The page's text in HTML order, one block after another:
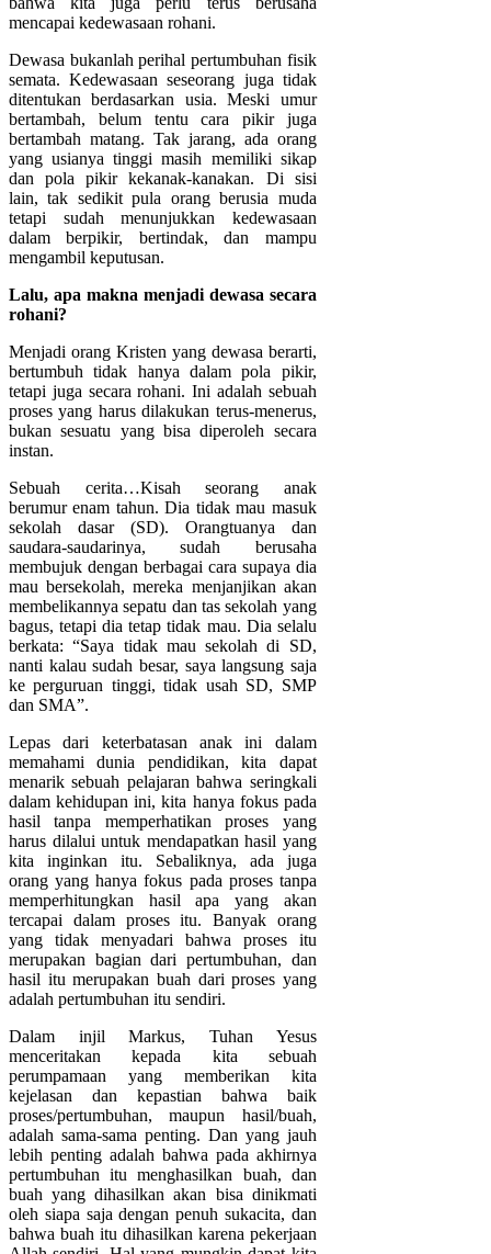
mencapai kedewasaan rohani.
Dewasa bukanlah perihal pertumbuhan fisik
semata. Kedewasaan seseorang juga tidak
ditentukan berdasarkan usia. Meski umur
bertambah, belum tentu cara pikir juga
bertambah matang. Tak jarang, ada orang
yang usianya tinggi masih memiliki sikap
dan pola pikir kekanak-kanakan. Di sisi
lain, tak sedikit pula orang berusia muda
tetapi sudah menunjukkan kedewasaan
dalam berpikir, bertindak, dan mampu
mengambil keputusan.
Lalu, apa makna menjadi dewasa secara
rohani?
Menjadi orang Kristen yang dewasa berarti,
bertumbuh tidak hanya dalam pola pikir,
tetapi juga secara rohani. Ini adalah sebuah
proses yang harus dilakukan terus-menerus,
bukan sesuatu yang bisa diperoleh secara
instan.
Sebuah cerita…Kisah seorang anak
berumur enam tahun. Dia tidak mau masuk
sekolah dasar (SD). Orangtuanya dan
saudara-saudarinya, sudah berusaha
membujuk dengan berbagai cara supaya dia
mau bersekolah, mereka menjanjikan akan
membelikannya sepatu dan tas sekolah yang
bagus, tetapi dia tetap tidak mau. Dia selalu
berkata: “Saya tidak mau sekolah di SD,
nanti kalau sudah besar, saya langsung saja
ke perguruan tinggi, tidak usah SD, SMP
dan SMA”.
Lepas dari keterbatasan anak ini dalam
memahami dunia pendidikan, kita dapat
menarik sebuah pelajaran bahwa seringkali
dalam kehidupan ini, kita hanya fokus pada
hasil tanpa memperhatikan proses yang
harus dilalui untuk mendapatkan hasil yang
kita inginkan itu. Sebaliknya, ada juga
orang yang hanya fokus pada proses tanpa
memperhitungkan hasil apa yang akan
tercapai dalam proses itu. Banyak orang
yang tidak menyadari bahwa proses itu
merupakan bagian dari pertumbuhan, dan
hasil itu merupakan buah dari proses yang
adalah pertumbuhan itu sendiri.
Dalam injil Markus, Tuhan Yesus
menceritakan kepada kita sebuah
perumpamaan yang memberikan kita
kejelasan dan kepastian bahwa baik
proses/pertumbuhan, maupun hasil/buah,
adalah sama-sama penting. Dan yang jauh
lebih penting adalah bahwa pada akhirnya
pertumbuhan itu menghasilkan buah, dan
buah yang dihasilkan akan bisa dinikmati
oleh siapa saja dengan penuh sukacita, dan
bahwa buah itu dihasilkan karena pekerjaan